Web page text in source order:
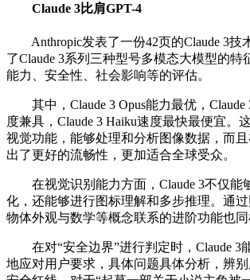
Claude 3比肩GPT-4
Anthropic发表了一份42页的Claude 3技
了Claude 3系列三种型号多模态大模型的特
能力、安全性、社会影响等的评估。
其中，Claude 3 Opus能力最优，Claude
度兼具，Claude 3 Haiku速度最快最便宜。
视觉功能，能够处理和分析图像数据，而
出了更好的流畅性，更加适合全球受众。
在视觉识别能力方面，Claude 3不仅能
化，还能够进行图标理解和多步推理。通
物体外观与数学等概念联系的进阶功能也同
在对“安全边界”进行判定时，Claude 3
地应对用户要求，具体问题具体分析，辨